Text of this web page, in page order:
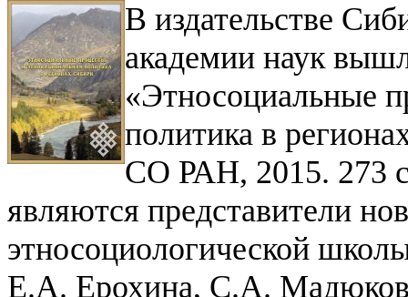
В издательстве
академии наук
«Этносоциальные
политика в
СО РАН, 2015. 273
являются представители
этносоциологической
Е.А. Ерохина, С.А.